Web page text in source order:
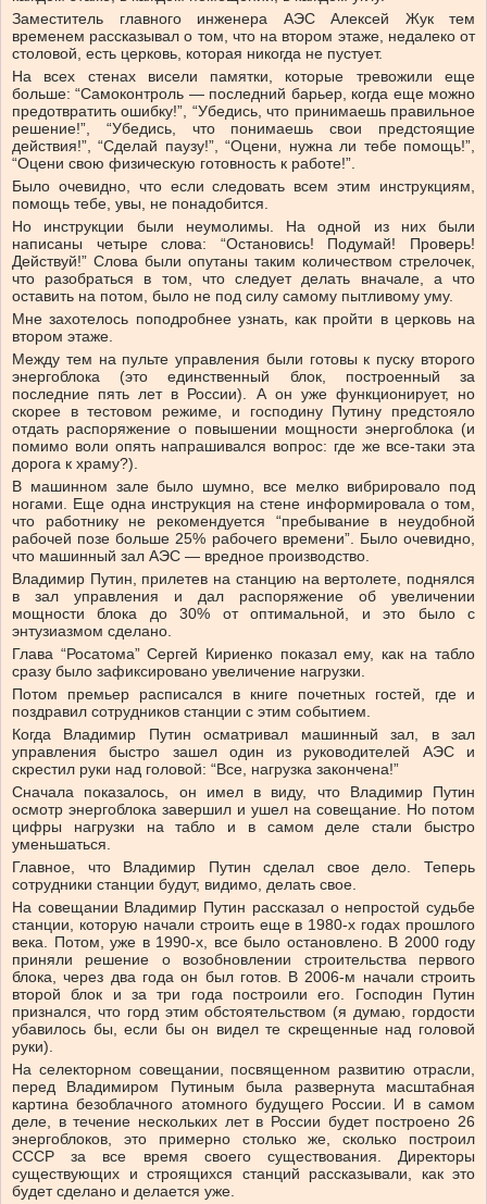
Заместитель главного инженера АЭС Алексей Жук тем
временем рассказывал о том, что на втором этаже, недалеко от
столовой, есть церковь, которая никогда не пустует.
На всех стенах висели памятки, которые тревожили еще
больше: “Самоконтроль — последний барьер, когда еще можно
предотвратить ошибку!”, “Убедись, что принимаешь правильное
решение!”, “Убедись, что понимаешь свои предстоящие
действия!”, “Сделай паузу!”, “Оцени, нужна ли тебе помощь!”,
“Оцени свою физическую готовность к работе!”.
Было очевидно, что если следовать всем этим инструкциям,
помощь тебе, увы, не понадобится.
Но инструкции были неумолимы. На одной из них были
написаны четыре слова: “Остановись! Подумай! Проверь!
Действуй!” Слова были опутаны таким количеством стрелочек,
что разобраться в том, что следует делать вначале, а что
оставить на потом, было не под силу самому пытливому уму.
Мне захотелось поподробнее узнать, как пройти в церковь на
втором этаже.
Между тем на пульте управления были готовы к пуску второго
энергоблока (это единственный блок, построенный за
последние пять лет в России). А он уже функционирует, но
скорее в тестовом режиме, и господину Путину предстояло
отдать распоряжение о повышении мощности энергоблока (и
помимо воли опять напрашивался вопрос: где же все-таки эта
дорога к храму?).
В машинном зале было шумно, все мелко вибрировало под
ногами. Еще одна инструкция на стене информировала о том,
что работнику не рекомендуется “пребывание в неудобной
рабочей позе больше 25% рабочего времени”. Было очевидно,
что машинный зал АЭС — вредное производство.
Владимир Путин, прилетев на станцию на вертолете, поднялся
в зал управления и дал распоряжение об увеличении
мощности блока до 30% от оптимальной, и это было с
энтузиазмом сделано.
Глава “Росатома” Сергей Кириенко показал ему, как на табло
сразу было зафиксировано увеличение нагрузки.
Потом премьер расписался в книге почетных гостей, где и
поздравил сотрудников станции с этим событием.
Когда Владимир Путин осматривал машинный зал, в зал
управления быстро зашел один из руководителей АЭС и
скрестил руки над головой: “Все, нагрузка закончена!”
Сначала показалось, он имел в виду, что Владимир Путин
осмотр энергоблока завершил и ушел на совещание. Но потом
цифры нагрузки на табло и в самом деле стали быстро
уменьшаться.
Главное, что Владимир Путин сделал свое дело. Теперь
сотрудники станции будут, видимо, делать свое.
На совещании Владимир Путин рассказал о непростой судьбе
станции, которую начали строить еще в 1980-х годах прошлого
века. Потом, уже в 1990-х, все было остановлено. В 2000 году
приняли решение о возобновлении строительства первого
блока, через два года он был готов. В 2006-м начали строить
второй блок и за три года построили его. Господин Путин
признался, что горд этим обстоятельством (я думаю, гордости
убавилось бы, если бы он видел те скрещенные над головой
руки).
На селекторном совещании, посвященном развитию отрасли,
перед Владимиром Путиным была развернута масштабная
картина безоблачного атомного будущего России. И в самом
деле, в течение нескольких лет в России будет построено 26
энергоблоков, это примерно столько же, сколько построил
СССР за все время своего существования. Директоры
существующих и строящихся станций рассказывали, как это
будет сделано и делается уже.